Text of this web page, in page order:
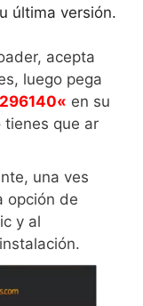
última versión.
acepta
luego pega
« en su
tienes que ar
una ves
opción de
y al